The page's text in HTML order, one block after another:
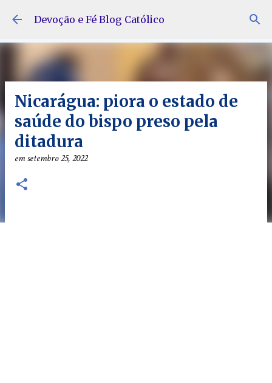
Pular para o conteúdo principal
Devoção e Fé Blog Católico
Nicarágua: piora o estado de
saúde do bispo preso pela
ditadura
emsetembro 25, 2022